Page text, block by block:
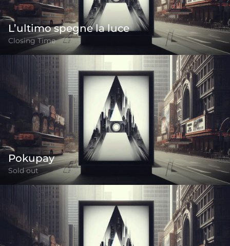
L’ultimo spegne la luce
Closing Time
Pokupay
Sold out